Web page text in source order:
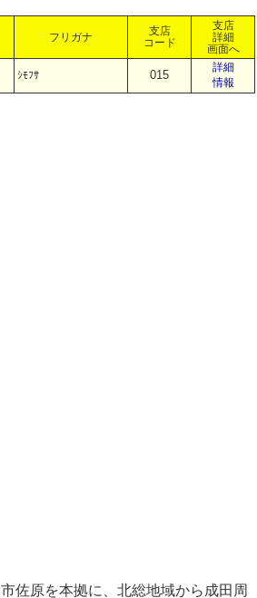
フリガナ
支店
コード
支店
詳細
画面へ
ｼﾓﾌｻ 015
詳細
情報
佐原を本拠に、北総地域から成田周